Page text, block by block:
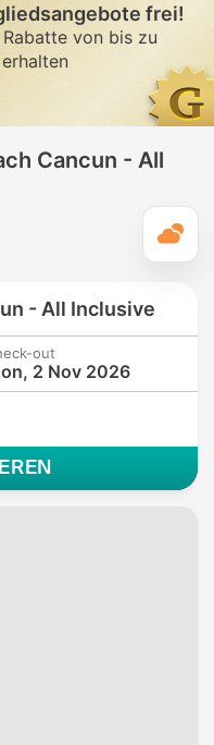
frei!
von bis zu
Cancun - All
- All Inclusive
out
2 Nov 2026